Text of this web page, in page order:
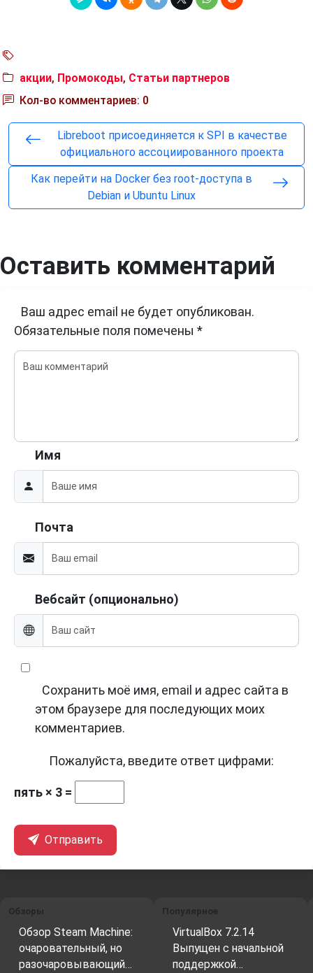
акции, Промокоды, Статьи партнеров
Кол-во комментариев: 0
Libreboot присоединяется к SPI в качестве
официального ассоциированного проекта
Как перейти на Docker без root-доступа в
Debian и Ubuntu Linux
Оставить комментарий
Ваш адрес email не будет опубликован.
Обязательные поля помечены *
Имя
Почта
Вебсайт (опционально)
Сохранить моё имя, email и адрес сайта в
этом браузере для последующих моих
комментариев.
Пожалуйста, введите ответ цифрами:
пять × 3 =
Отправить
Обзоры
Обзор Steam Machine:
очаровательный, но
разочаровывающий…
Популярное
VirtualBox 7.2.14
Выпущен с начальной
поддержкой…